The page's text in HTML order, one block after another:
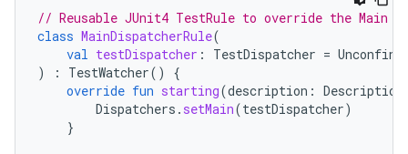
// Reusable JUnit4 TestRule to override the Main
class MainDispatcherRule(
val testDispatcher : TestDispatcher =
)
: TestWatcher()
{
override fun starting(description : Description
Dispatchers . setMain(testDispatcher)
}